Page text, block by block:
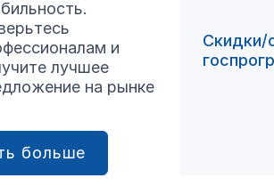
и
лучшее
на рынке
больше
Скидки/